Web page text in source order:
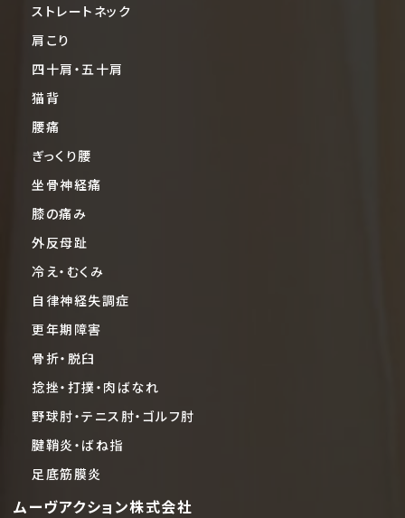
ストレートネック
肩こり
四十肩・五十肩
猫背
腰痛
ぎっくり腰
坐骨神経痛
膝の痛み
外反母趾
冷え・むくみ
自律神経失調症
更年期障害
骨折・脱臼
捻挫・打撲・肉ばなれ
野球肘・テニス肘・ゴルフ肘
腱鞘炎・ばね指
足底筋膜炎
ムーヴアクション株式会社